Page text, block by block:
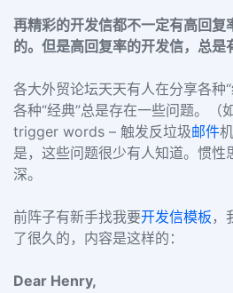
再精彩的开发信都不一定有高回复
的。但是高回复率的开发信，总是
各大外贸论坛天天有人在分享各种
各种“经典”总是存在一些问题。（
trigger words – 触发反垃圾邮件
是，这些问题很少有人知道。惯性
深。
前阵子有新手找我要开发信模板 ，
了很久的，内容是这样的：
Dear Henry,